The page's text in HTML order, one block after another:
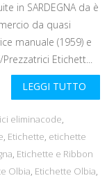
in SARDEGNA da è
da quasi
manuale (1959) e
Etichett...
LEGGI TUTTO
eliminacode,
, Etichette, etichette
, Etichette e Ribbon
Olbia, Etichette Olbia,